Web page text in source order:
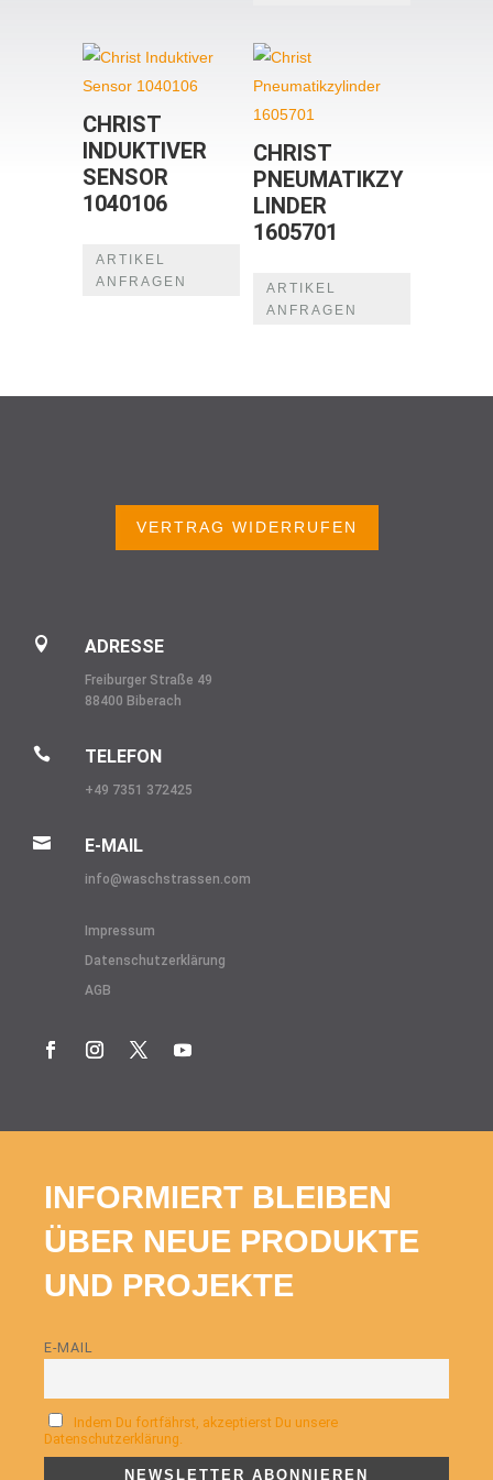
CHRIST
INDUKTIVER
SENSOR
1040106
ARTIKEL
ANFRAGEN
CHRIST
PNEUMATIKZY
LINDER
1605701
ARTIKEL
ANFRAGEN
VERTRAG WIDERRUFEN
 ADRESSE
Freiburger Straße 49
88400 Biberach
 TELEFON
+49 7351 372425
 E-MAIL
info@waschstrassen.com
Impressum
Datenschutzerklärung
AGB
INFORMIERT BLEIBEN
ÜBER NEUE PRODUKTE
UND PROJEKTE
E-MAIL
Indem Du fortfährst, akzeptierst Du unsere
Datenschutzerklärung.